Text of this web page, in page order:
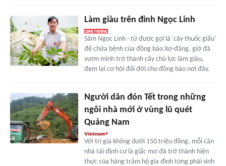
Làm giàu trên đỉnh Ngọc Linh
Sâm Ngọc Linh - từ được gọi là 'cây thuốc giấu'
để chữa bệnh của đồng bào Xơ-đăng, giờ đã
vươn mình trở thành cây chủ lực làm giàu,
đem lại cơ hội đổi đời cho đồng bào nơi đây.
Người dân đón Tết trong những
ngôi nhà mới ở vùng lũ quét
Quảng Nam
Với trị giá không dưới 150 triệu đồng, mỗi căn
nhà tái định cư là giấc mơ đã trở thành hiện
thực của hàng trăm hộ gia đình từng phải sinh